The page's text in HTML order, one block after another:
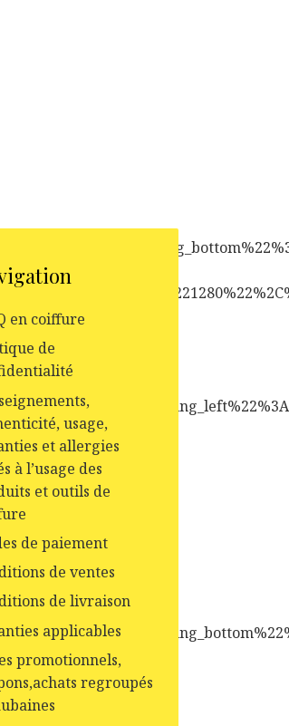
en coiffure
de
usage,
et allergies
à l’usage des
et outils de
de paiement
de ventes
de livraison
applicables
promotionnels,
regroupés